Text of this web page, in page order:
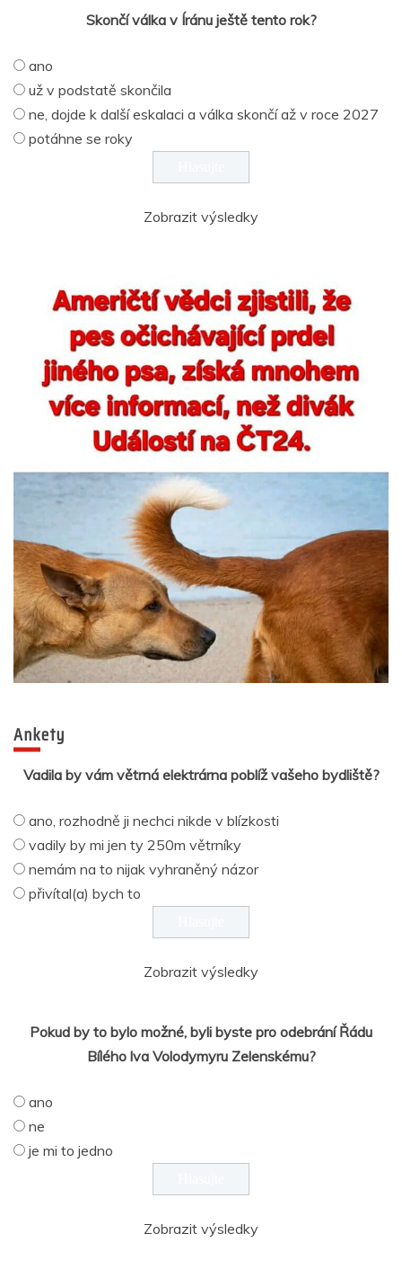
Skončí válka v Íránu ještě tento rok?
ano
už v podstatě skončila
ne, dojde k další eskalaci a válka skončí až v roce 2027
potáhne se roky
Zobrazit výsledky
Ankety
Vadila by vám větrná elektrárna poblíž vašeho bydliště?
ano, rozhodně ji nechci nikde v blízkosti
vadily by mi jen ty 250m větrníky
nemám na to nijak vyhraněný názor
přivítal(a) bych to
Zobrazit výsledky
Pokud by to bylo možné, byli byste pro odebrání Řádu
Bílého lva Volodymyru Zelenskému?
ano
ne
je mi to jedno
Zobrazit výsledky